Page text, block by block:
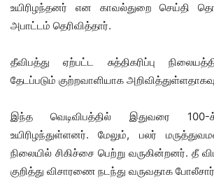
உயிரிழந்தனர் என காவல்துறை செய்தி
அபாட்டம் தெரிவித்தார்.
தீவிபத்து ஏற்பட்ட சுத்திகரிப்பு
தேடப்படும் குற்றவாளியாக
இந்த வெடிவிபத்தில் இதுவரை 100-
உயிரிழந்துள்ளனர். மேலும், பலர்
நிலையில் சிகிச்சை பெற்று வருகின்றனர். தீ
குறித்து விசாரணை நடந்து வருவதாக